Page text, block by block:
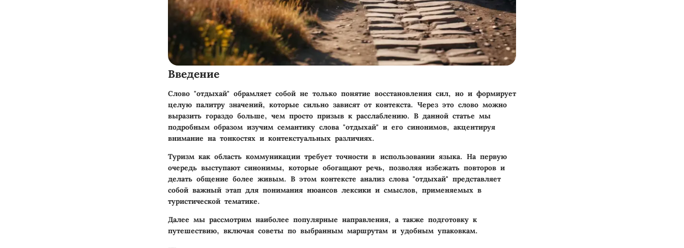
Введение
Слово "отдыхай" обрамляет собой не только понятие восстановления сил, но и формирует
целую палитру значений, которые сильно зависят от контекста. Через это слово можно
выразить гораздо больше, чем просто призыв к расслаблению. В данной статье мы
подробным образом изучим семантику слова "отдыхай" и его синонимов, акцентируя
внимание на тонкостях и контекстуальных различиях.
Туризм как область коммуникации требует точности в использовании языка. На первую
очередь выступают синонимы, которые обогащают речь, позволяя избежать повторов и
делать общение более живым. В этом контексте анализ слова "отдыхай" представляет
собой важный этап для понимания нюансов лексики и смыслов, применяемых в
туристической тематике.
Далее мы рассмотрим наиболее популярные направления, а также подготовку к
путешествию, включая советы по выбранным маршрутам и удобным упаковкам.